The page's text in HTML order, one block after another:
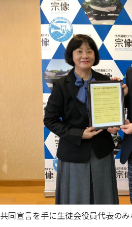
共同宣言を手に生徒会役員代表の